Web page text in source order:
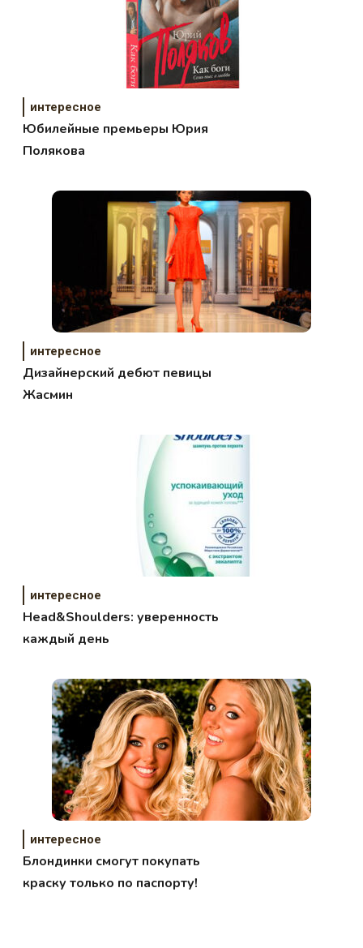
интересное
Юбилейные премьеры Юрия
Полякова
интересное
Дизайнерский дебют певицы
Жасмин
интересное
Head&Shoulders: уверенность
каждый день
интересное
Блондинки смогут покупать
краску только по паспорту!